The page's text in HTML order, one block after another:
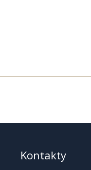
Kontakty